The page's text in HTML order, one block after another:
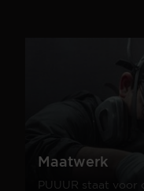
Maatwerk
PUUUR staat voor